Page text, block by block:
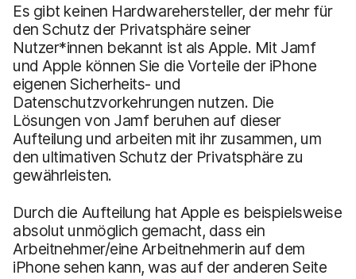
Es gibt keinen Hardwarehersteller, der mehr für
den Schutz der Privatsphäre seiner
Nutzer*innen bekannt ist als Apple. Mit Jamf
und Apple können Sie die Vorteile der iPhone
eigenen Sicherheits- und
Datenschutzvorkehrungen nutzen. Die
Lösungen von Jamf beruhen auf dieser
Aufteilung und arbeiten mit ihr zusammen, um
den ultimativen Schutz der Privatsphäre zu
gewährleisten.
Durch die Aufteilung hat Apple es beispielsweise
absolut unmöglich gemacht, dass ein
Arbeitnehmer/eine Arbeitnehmerin auf dem
iPhone sehen kann, was auf der anderen Seite